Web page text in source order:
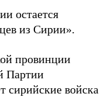
остается
из Сирии».
провинции
Партии
сирийские войска